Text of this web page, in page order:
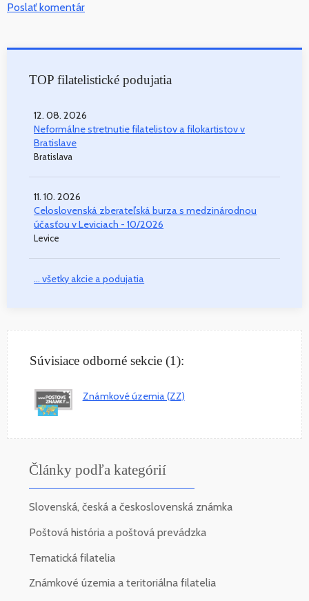
Poslať komentár
TOP filatelistické podujatia
12. 08. 2026
Neformálne stretnutie filatelistov a filokartistov v
Bratislave
Bratislava
11. 10. 2026
Celoslovenská zberateľská burza s medzinárodnou
účasťou v Leviciach - 10/2026
Levice
... všetky akcie a podujatia
Súvisiace odborné sekcie (1):
Známkové územia (ZZ)
Články podľa kategórií
Slovenská, česká a československá známka
Poštová história a poštová prevádzka
Tematická filatelia
Známkové územia a teritoriálna filatelia